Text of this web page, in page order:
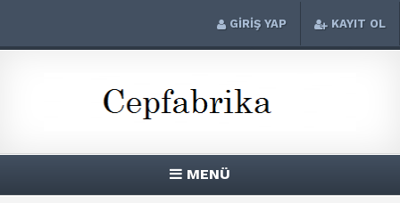
GİRİŞ YAP KAYIT OL
MENÜ